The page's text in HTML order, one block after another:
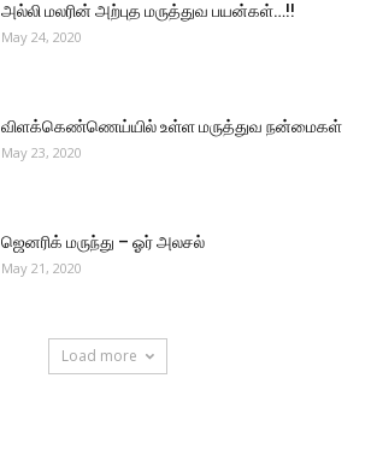
அல்லி மலரின் அற்புத மருத்துவ பயன்கள்…!!
May 24, 2020
விளக்கெண்ணெய்யில் உள்ள மருத்துவ நன்மைகள்
May 23, 2020
ஜெனரிக் மருந்து – ஓர் அலசல்
May 21, 2020
Load more